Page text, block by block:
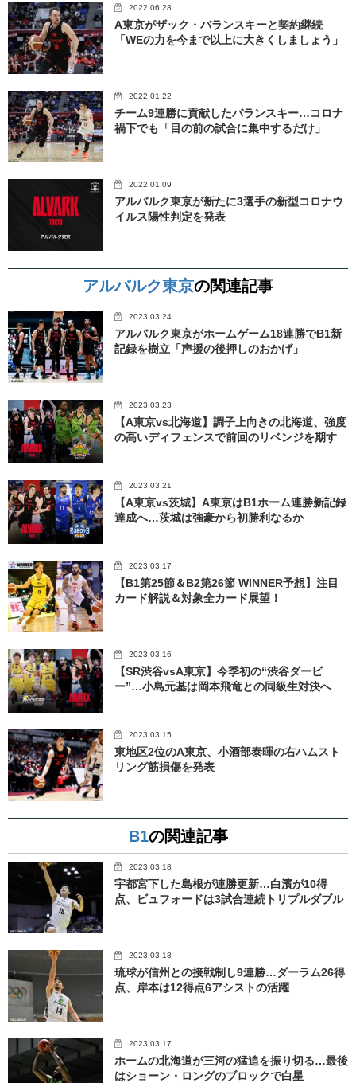
2022.06.28
A東京がザック・バランスキーと契約継続
「WEの力を今まで以上に大きくしましょう」
2022.01.22
チーム9連勝に貢献したバランスキー…コロナ
禍下でも「目の前の試合に集中するだけ」
2022.01.09
アルバルク東京が新たに3選手の新型コロナウ
イルス陽性判定を発表
アルバルク東京の関連記事
2023.03.24
アルバルク東京がホームゲーム18連勝でB1新
記録を樹立「声援の後押しのおかげ」
2023.03.23
【A東京vs北海道】調子上向きの北海道、強度
の高いディフェンスで前回のリベンジを期す
2023.03.21
【A東京vs茨城】A東京はB1ホーム連勝新記録
達成へ…茨城は強豪から初勝利なるか
2023.03.17
【B1第25節＆B2第26節 WINNER予想】注目
カード解説＆対象全カード展望！
2023.03.16
【SR渋谷vsA東京】今季初の“渋谷ダービ
ー”…小島元基は岡本飛竜との同級生対決へ
2023.03.15
東地区2位のA東京、小酒部泰暉の右ハムスト
リング筋損傷を発表
B1の関連記事
2023.03.18
宇都宮下した島根が連勝更新…白濱が10得
点、ビュフォードは3試合連続トリプルダブル
2023.03.18
琉球が信州との接戦制し9連勝…ダーラム26得
点、岸本は12得点6アシストの活躍
2023.03.17
ホームの北海道が三河の猛追を振り切る…最後
はショーン・ロングのブロックで白星